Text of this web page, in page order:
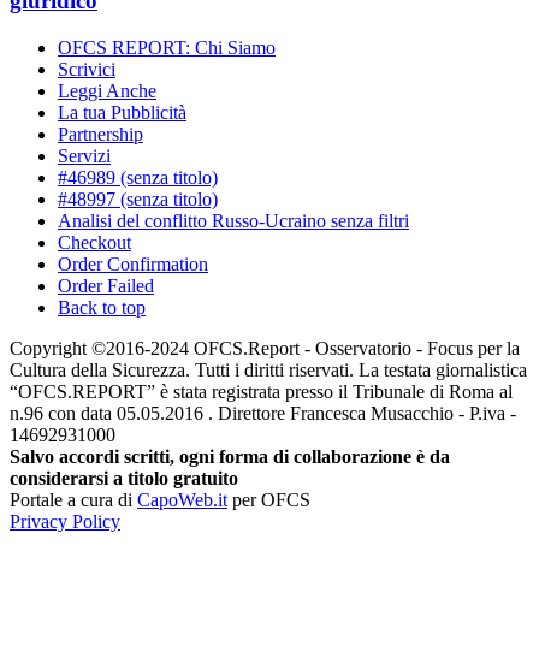
OFCS REPORT: Chi Siamo
Scrivici
Leggi Anche
La tua Pubblicità
Partnership
Servizi
#46989 (senza titolo)
#48997 (senza titolo)
Analisi del conflitto Russo-Ucraino senza filtri
Checkout
Order Confirmation
Order Failed
Back to top
Copyright ©2016-2024 OFCS.Report - Osservatorio - Focus per la
Cultura della Sicurezza. Tutti i diritti riservati. La testata giornalistica
“OFCS.REPORT” è stata registrata presso il Tribunale di Roma al
n.96 con data 05.05.2016 . Direttore Francesca Musacchio - P.iva -
14692931000
Salvo accordi scritti, ogni forma di collaborazione è da
considerarsi a titolo gratuito
Portale a cura di CapoWeb.it per OFCS
Privacy Policy